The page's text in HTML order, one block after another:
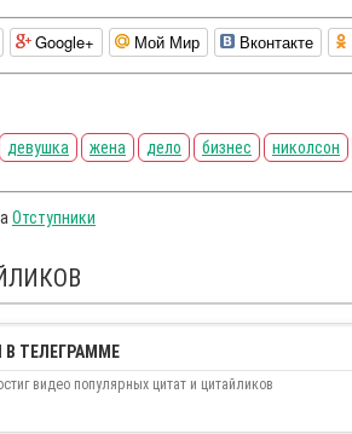
Google+ Мой Мир Вконтакте
девушка жена дело бизнес николсон
Отступники
В ТЕЛЕГРАММЕ
видео популярных цитат и цитайликов